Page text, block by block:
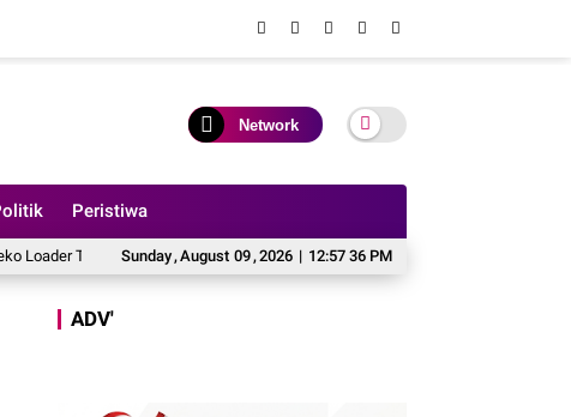
Network
Peristiwa
Sunday,August 09,2026 | 12:57 38 PM
ke Sungai Batanghari di Ponton Makin Group, 1 MD
ADV'